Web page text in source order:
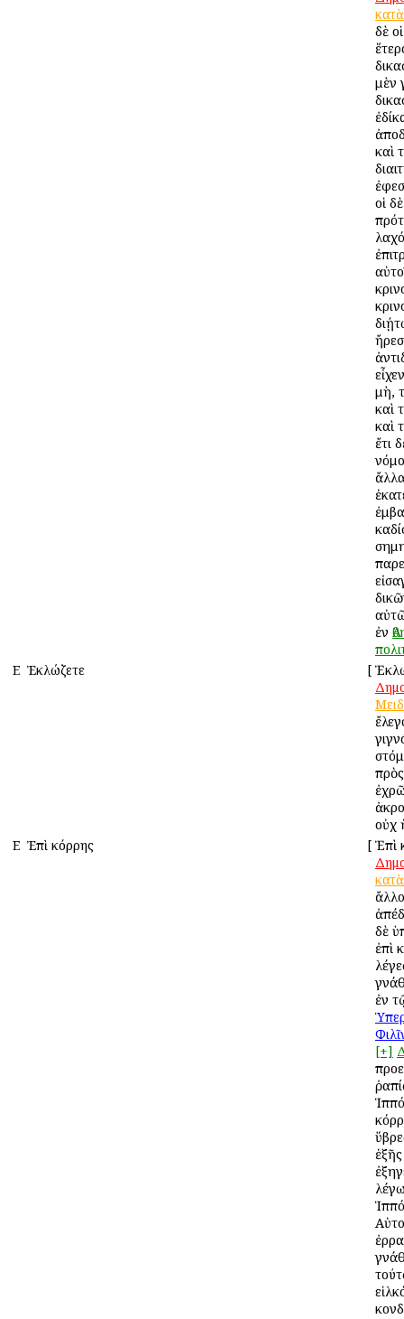
κατὰ
δὲ
μὲν
καὶ
οἱ
μὴ,
καὶ
καὶ
ἔτι
ἐν
Ε Ἐκλώζετε [
οὐχ
Ε Ἐπὶ κόρρης [ Ἐπὶ
κατὰ
δὲ
ἐπὶ
ἐν
[+]